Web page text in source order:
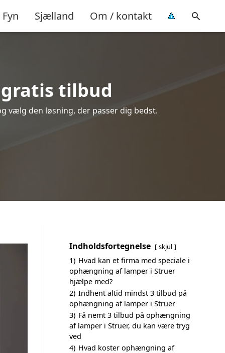
Fyn Sjælland Om / kontakt
tilbud
vælg den løsning, der passer dig bedst.
Indholdsfortegnelse skjul
1) Hvad kan et firma med speciale i
ophængning af lamper i Struer
hjælpe med?
2) Indhent altid mindst 3 tilbud på
ophængning af lamper i Struer
3) Få nemt 3 tilbud på ophængning
af lamper i Struer, du kan være tryg
ved
4) Hvad koster ophængning af